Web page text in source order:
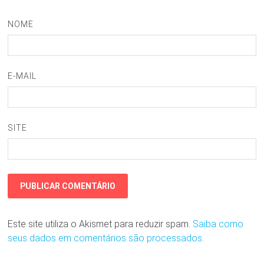
NOME
E-MAIL
SITE
Este site utiliza o Akismet para reduzir spam. Saiba como
seus dados em comentários são processados.